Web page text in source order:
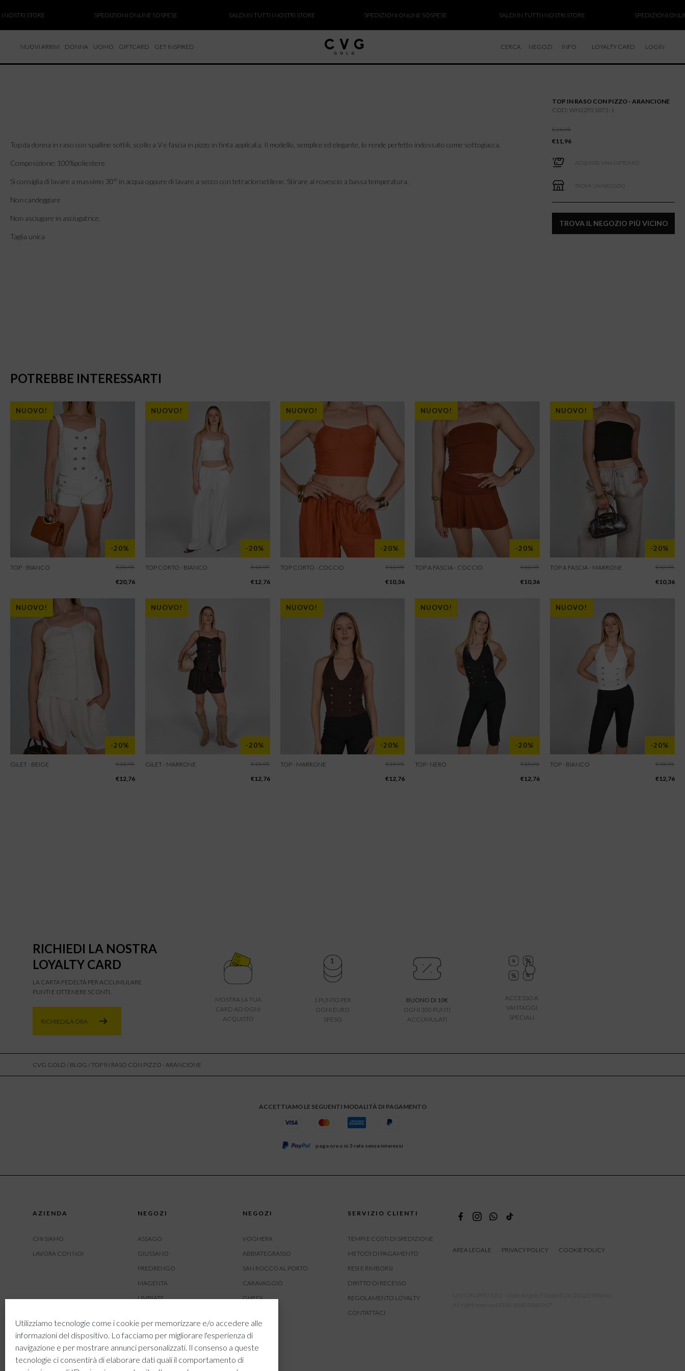
Utilizziamo tecnologie come i cookie per memorizzare e/o accedere alle
informazioni del dispositivo. Lo facciamo per migliorare l'esperienza di
navigazione e per mostrare annunci personalizzati. Il consenso a queste
tecnologie ci consentirà di elaborare dati quali il comportamento di
STORE SPEDIZIONI ONLINE SOSPESE SALDI IN TUTTI I NOSTRI STORE SPEDIZIONI ONLINE SOSPESE SALDI IN TUTTI I NOSTRI STORE SPEDIZIONI ONLINE
NUOVI ARRIVI DONNA UOMO GIFTCARD GET INSPIRED CERCA NEGOZI INFO
RESI E RIMBORSI
LOYALTY CARD LOGIN
ARRIVI
Top da donna in raso con spalline sottili, scollo a V e fascia in pizzo in tinta applicata. Il modello, semplice ed elegante, lo rende perfetto indossato come sottogiacca.
Composizione: 100%poliestere
Si consiglia di lavare a massimo 30° in acqua oppure di lavare a secco con tetracloroetilene. Stirare al rovescio a bassa temperatura.
Non candeggiare
Non asciugare in asciugatrice.
Taglia unica
TOP IN RASO CON PIZZO - ARANCIONE
COD: WH22P21873-1
€14,95
€11,96
ACQUISTA UNA GIFTCARD
TROVA UN NEGOZIO
TROVA IL NEGOZIO PIÙ VICINO
POTREBBE INTERESSARTI
NUOVO!
-20%
TOP - BIANCO €25,95
€20,76
NUOVO!
-20%
TOP CORTO - BIANCO €15,95
€12,76
NUOVO!
-20%
TOP CORTO - COCCIO €12,95
€10,36
NUOVO!
-20%
TOP A FASCIA - COCCIO €12,95
€10,36
NUOVO!
-20%
TOP A FASCIA - MARRONE €12,95
€10,36
NUOVO!
-20%
GILET - BEIGE €15,95
€12,76
NUOVO!
-20%
GILET - MARRONE €15,95
€12,76
NUOVO!
-20%
TOP - MARRONE €15,95
€12,76
NUOVO!
-20%
TOP- NERO €15,95
€12,76
NUOVO!
-20%
TOP - BIANCO €15,95
€12,76
RICHIEDI LA NOSTRA
LOYALTY CARD
LA CARTA FEDELTÀ PER ACCUMULARE
PUNTI E OTTENERE SCONTI.
RICHIEDILA ORA
MOSTRA LA TUA
CARD AD OGNI
ACQUISTO
1 PUNTO PER
OGNI EURO
SPESO
BUONO DI 10€
OGNI 300 PUNTI
ACCUMULATI
ACCESSO A
VANTAGGI
SPECIALI
CVG GOLD / BLOG / TOP IN RASO CON PIZZO - ARANCIONE
ACCETTIAMO LE SEGUENTI MODALITÀ DI PAGAMENTO
paga ora o in 3 rate senza interessi
AZIENDA
CHI SIAMO
LAVORA CON NOI
NEGOZI
ASSAGO
GIUSSANO
PREDRENGO
MAGENTA
LIMBIATE
BUSNAGO
NEGOZI
VOGHERA
ABBIATEGRASSO
SAN ROCCO AL PORTO
CARAVAGGIO
GHEDI
CREMONA
SERVIZIO CLIENTI
TEMPI E COSTI DI SPEDIZIONE
METODI DI PAGAMENTO
RESI E RIMBORSI
DIRITTO DI RECESSO
REGOLAMENTO LOYALTY
CONTATTACI
AREA LEGALE PRIVACY POLICY COOKIE POLICY